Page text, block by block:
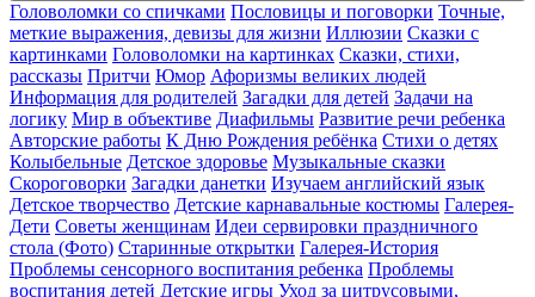
Головоломки со спичками Пословицы и поговорки Точные,
меткие выражения, девизы для жизни Иллюзии Сказки с
картинками Головоломки на картинках Сказки, стихи,
рассказы Притчи Юмор Афоризмы великих людей
Информация для родителей Загадки для детей Задачи на
логику Мир в объективе Диафильмы Развитие речи ребенка
Авторские работы К Дню Рождения ребёнка Cтихи о детях
Колыбельные Детское здоровье Музыкальные сказки
Скороговорки Загадки данетки Изучаем английский язык
Детское творчество Детские карнавальные костюмы Галерея-
Дети Cоветы женщинам Идеи сервировки праздничного
стола (Фото) Старинные открытки Галерея-История
Проблемы сенсорного воспитания ребенка Проблемы
воспитания детей Детские игры Уход за цитрусовыми,